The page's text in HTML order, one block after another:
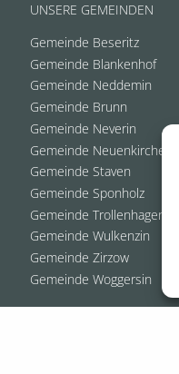
UNSERE GEMEINDEN
Gemeinde Beseritz
Gemeinde Blankenhof
Gemeinde Neddemin
Gemeinde Brunn
Gemeinde Neverin
Gemeinde Neuenkirchen
Gemeinde Staven
Gemeinde Sponholz
Gemeinde Trollenhagen
Gemeinde Wulkenzin
Gemeinde Zirzow
Gemeinde Woggersin